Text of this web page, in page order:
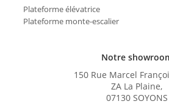
Notre
150 Rue Marcel
ZA La Plaine,
07130 SOYONS
Plateforme élévatrice
Plateforme monte-escalier